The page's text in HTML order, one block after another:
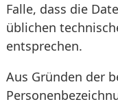
Falle, dass die
üblichen
entsprechen.
Aus Gründen der